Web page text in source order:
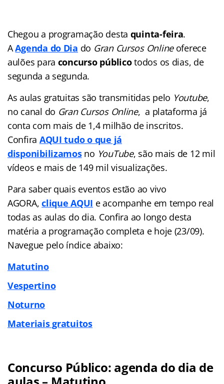
Chegou a programação desta quinta-feira.
AAgenda do Dia do Gran Cursos Online oferece
aulões para concurso públicotodos os dias, de
segunda a segunda.
As aulas gratuitas são transmitidas pelo Youtube,
no canal do Gran Cursos Online, a plataforma já
conta com mais de 1,4 milhão de inscritos.
Confira AQUI tudo o que já
disponibilizamosno YouTube, são mais de 12 mil
vídeos e mais de 149 mil visualizações.
Para saber quais eventos estão ao vivo
AGORA,clique AQUI e acompanhe em tempo real
todas as aulas do dia. Confira ao longo desta
matéria a programação completa e hoje (23/09).
Navegue pelo índice abaixo:
Matutino
Vespertino
Noturno
Materiais gratuitos
Concurso Público: agenda do dia de